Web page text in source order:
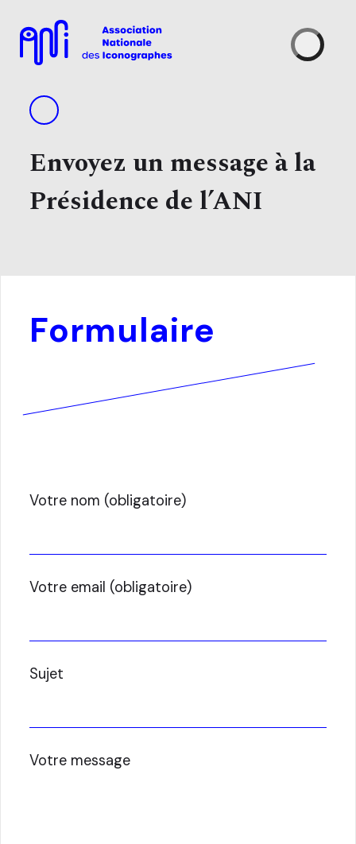
Envoyez un message à la
Présidence de l’ANI
Formulaire
Votre nom (obligatoire)
Votre email (obligatoire)
Sujet
Votre message